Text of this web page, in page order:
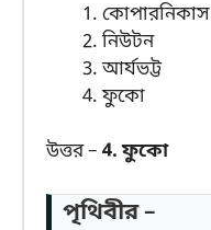
কোপারনিকাস
নিউটন
আর্যভট্ট
ফুকো
উত্তর – 4. ফুকো
পৃথিবীর –